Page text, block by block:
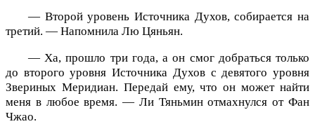
— Второй уровень Источника Духов, собирается на
третий. — Напомнила Лю Цяньян.
— Ха, прошло три года, а он смог добраться только
до второго уровня Источника Духов с девятого уровня
Звериных Меридиан. Передай ему, что он может найти
меня в любое время. — Ли Тяньмин отмахнулся от Фан
Чжао.